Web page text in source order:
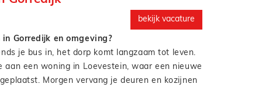
of samen met een collega, maar altijd met
vakmanschap. En het mooie? Je werkt lekker
je zit ’s avonds gewoon weer aan tafel met een
NOS Journaal met Annechien Steenhuizen.
bekijk vacature
Gorredijk en omgeving?
je bus in, het dorp komt langzaam tot leven.
aan een woning in Loevestein, waar een nieuwe
Morgen vervang je deuren en kozijnen